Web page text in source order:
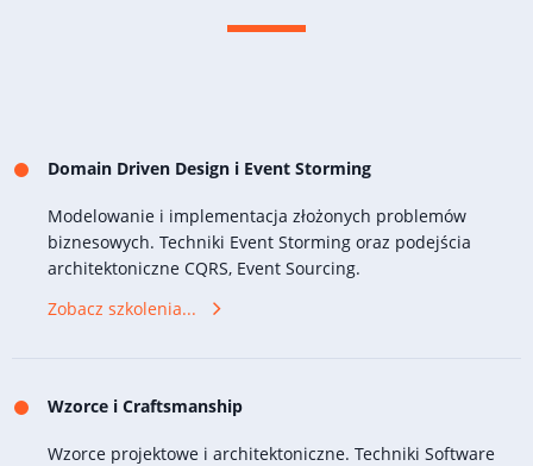
Domain Driven Design i Event Storming
Modelowanie i implementacja złożonych problemów
biznesowych. Techniki Event Storming oraz podejścia
architektoniczne CQRS, Event Sourcing.
Zobacz szkolenia...
Wzorce i Craftsmanship
Wzorce projektowe i architektoniczne. Techniki Software